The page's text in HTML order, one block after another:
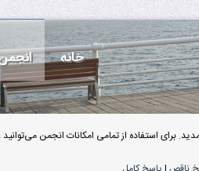
خانه
برای استفاده از تمامی امکانات انجمن